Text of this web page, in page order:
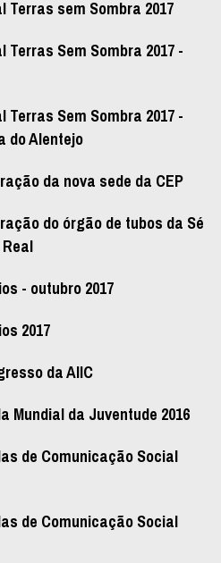
Terras sem Sombra 2017
Terras Sem Sombra 2017 -
Terras Sem Sombra 2017 -
do Alentejo
da nova sede da CEP
do órgão de tubos da Sé
- outubro 2017
2017
da AIIC
Mundial da Juventude 2016
de Comunicação Social
de Comunicação Social